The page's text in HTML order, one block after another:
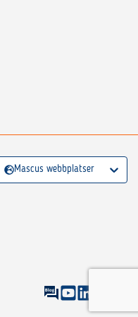
Mascus webbplatser